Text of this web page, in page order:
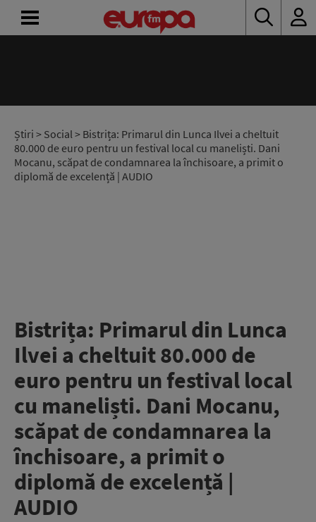
Știri > Social> Bistrița: Primarul din Lunca Ilvei a cheltuit
80.000 de euro pentru un festival local cu maneliști. Dani
Mocanu, scăpat de condamnarea la închisoare, a primit o
diplomă de excelență | AUDIO
Bistrița: Primarul din Lunca
Ilvei a cheltuit 80.000 de
euro pentru un festival local
cu maneliști. Dani Mocanu,
scăpat de condamnarea la
închisoare, a primit o
diplomă de excelență |
AUDIO
RADIO
CONCURSURI